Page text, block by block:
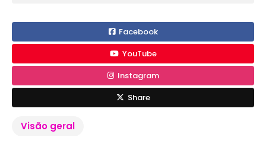
Facebook
YouTube
Instagram
Share
Visão geral